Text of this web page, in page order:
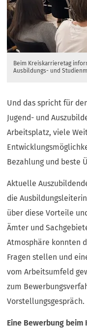
Beim Kreiskarrieretag
Ausbildungs- und
Und das spricht für
Jugend- und
Arbeitsplatz, viele
Bezahlung und beste
Aktuelle
die
über diese Vorteile
Ämter und
Atmosphäre konnten
Fragen stellen und
vom Arbeitsumfeld
zum
Vorstellungsgespräch.
Eine Bewerbung beim